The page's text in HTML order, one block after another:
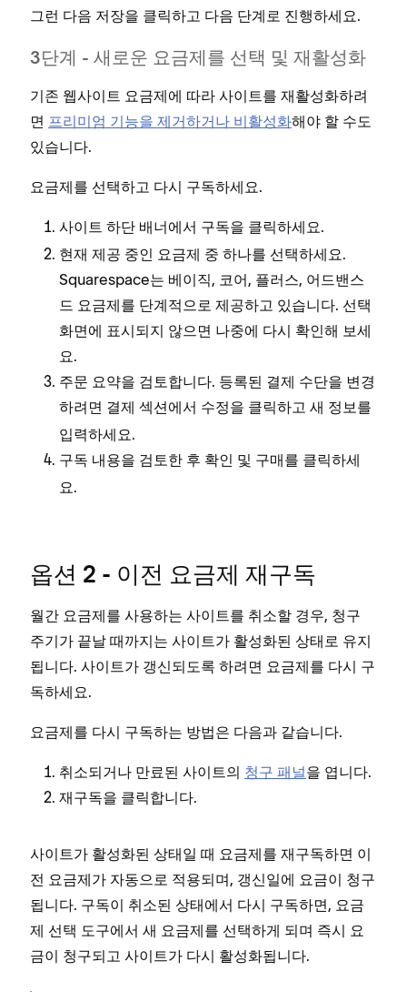
그런 다음 저장을 클릭하고 다음 단계로 진행하세요.
3단계 - 새로운 요금제를 선택 및 재활성화
기존 웹사이트 요금제에 따라 사이트를 재활성화하려
면 프리미엄 기능을 제거하거나 비활성화해야 할 수도
있습니다.
요금제를 선택하고 다시 구독하세요.
사이트 하단 배너에서 구독을 클릭하세요.
현재 제공 중인 요금제 중 하나를 선택하세요.
Squarespace는 베이직, 코어, 플러스, 어드밴스
드 요금제를 단계적으로 제공하고 있습니다. 선택
화면에 표시되지 않으면 나중에 다시 확인해 보세
요.
주문 요약을 검토합니다. 등록된 결제 수단을 변경
하려면 결제 섹션에서 수정을 클릭하고 새 정보를
입력하세요.
구독 내용을 검토한 후 확인 및 구매 를 클릭하세
요.
옵션 2 - 이전 요금제 재구독
월간 요금제를 사용하는 사이트를 취소할 경우, 청구
주기가 끝날 때까지는 사이트가 활성화된 상태로 유지
됩니다. 사이트가 갱신되도록 하려면 요금제를 다시 구
독하세요.
요금제를 다시 구독하는 방법은 다음과 같습니다.
취소되거나 만료된 사이트의 청구 패널을 엽니다.
재구독을 클릭합니다.
사이트가 활성화된 상태일 때 요금제를 재구독하면 이
전 요금제가 자동으로 적용되며, 갱신일에 요금이 청구
됩니다. 구독이 취소된 상태에서 다시 구독하면, 요금
제 선택 도구에서 새 요금제를 선택하게 되며 즉시 요
금이 청구되고 사이트가 다시 활성화됩니다.